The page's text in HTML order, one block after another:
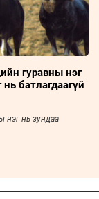
гуравны нэг
батлагдаагүй
нэг нь зундаа